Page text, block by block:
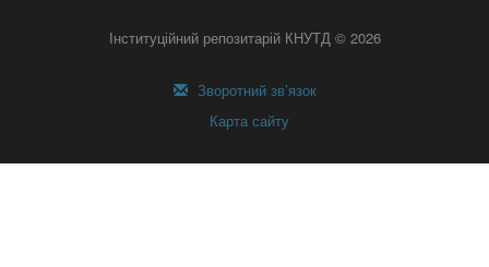
Інституційний репозитарій КНУТД © 2026
Зворотний зв’язок
Карта сайту